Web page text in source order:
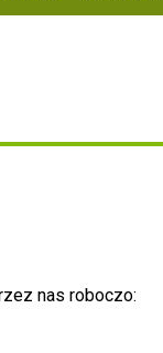
nas roboczo: